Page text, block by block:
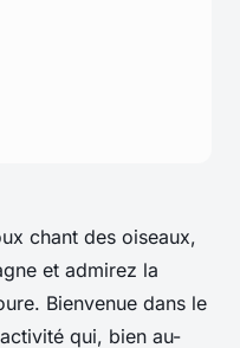
chant des oiseaux,
et admirez la
Bienvenue dans le
qui, bien au-